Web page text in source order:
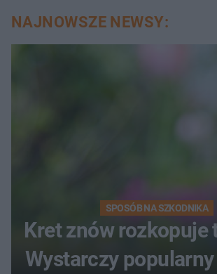
NAJNOWSZE NEWSY:
SPOSÓB NA SZKODNIKA
Kret znów rozkopuje
Wystarczy